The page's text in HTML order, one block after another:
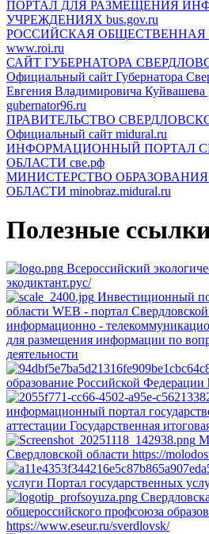
ПОРТАЛ ДЛЯ РАЗМЕЩЕНИЯ
УЧРЕЖДЕНИЯХ bus.gov.ru
РОССИЙСКАЯ
www.roi.ru
САЙТ ГУБЕРНАТОРА
Официальный сайт Губернатора
Евгения Владимировича Куйвашева
gubernator96.ru
ПРАВИТЕЛЬСТВО
Официальный сайт midural.ru
ИНФОРМАЦИОННЫЙ ПОРТАЛ
ОБЛАСТИ све.рф
МИНИСТЕРСТВО
ОБЛАСТИ minobraz.midural.ru
Полезные
Всероссийский
экодиктант.рус/
Инвестиционный
области WEB - портал
информационно -
для размещения информации по
деятельности
образование Российской Федерации
информационный портал
аттестации Государственная
Свердловской области https://
услуги Портал государственных
общероссийского профсоюза
https://www.eseur.ru/sverdlovsk/